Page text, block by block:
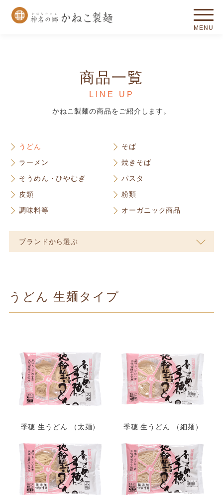
商品一覧
LINE UP
かねこ製麺の商品をご紹介します。
うどん そば
ラーメン 焼きそば
そうめん・ひやむぎ パスタ
皮類 粉類
調味料等 オーガニック商品
ブランドから選ぶ
うどん 生麺タイプ
季穂 生うどん （太麺） 季穂 生うどん （細麺）